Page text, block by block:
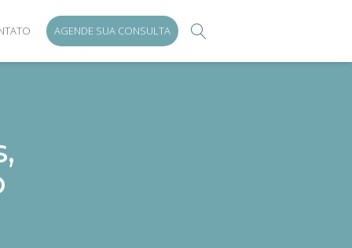
AGENDE SUA CONSULTA